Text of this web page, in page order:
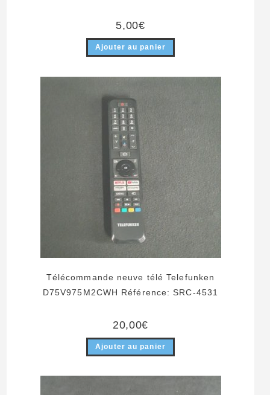
5,00€
Ajouter au panier
Télécommande neuve télé Telefunken
D75V975M2CWH Référence: SRC-4531
20,00€
Ajouter au panier